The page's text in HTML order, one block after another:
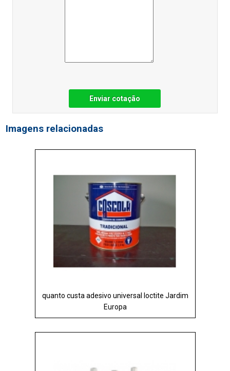
Enviar cotação
Imagens relacionadas
quanto custa adesivo universal loctite Jardim
Europa